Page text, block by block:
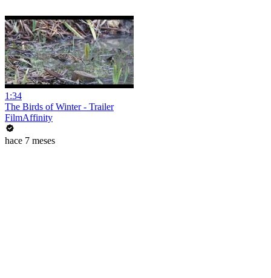
1:34
The Birds of Winter - Trailer
FilmAffinity
hace 7 meses